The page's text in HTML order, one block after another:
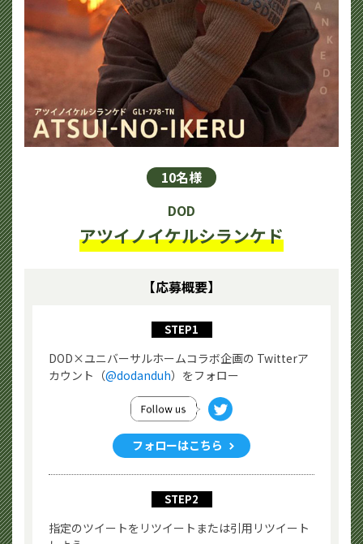
10名様
DOD
アツイノイケルシランケド
【応募概要】
STEP1
DOD×ユニバーサルホームコラボ企画の Twitterア
カウント（@dodanduh）をフォロー
フォローはこちら
STEP2
指定のツイートをリツイートまたは引用リツイート